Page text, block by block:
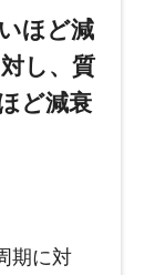
ほど減
し、質
ど減衰
期に対